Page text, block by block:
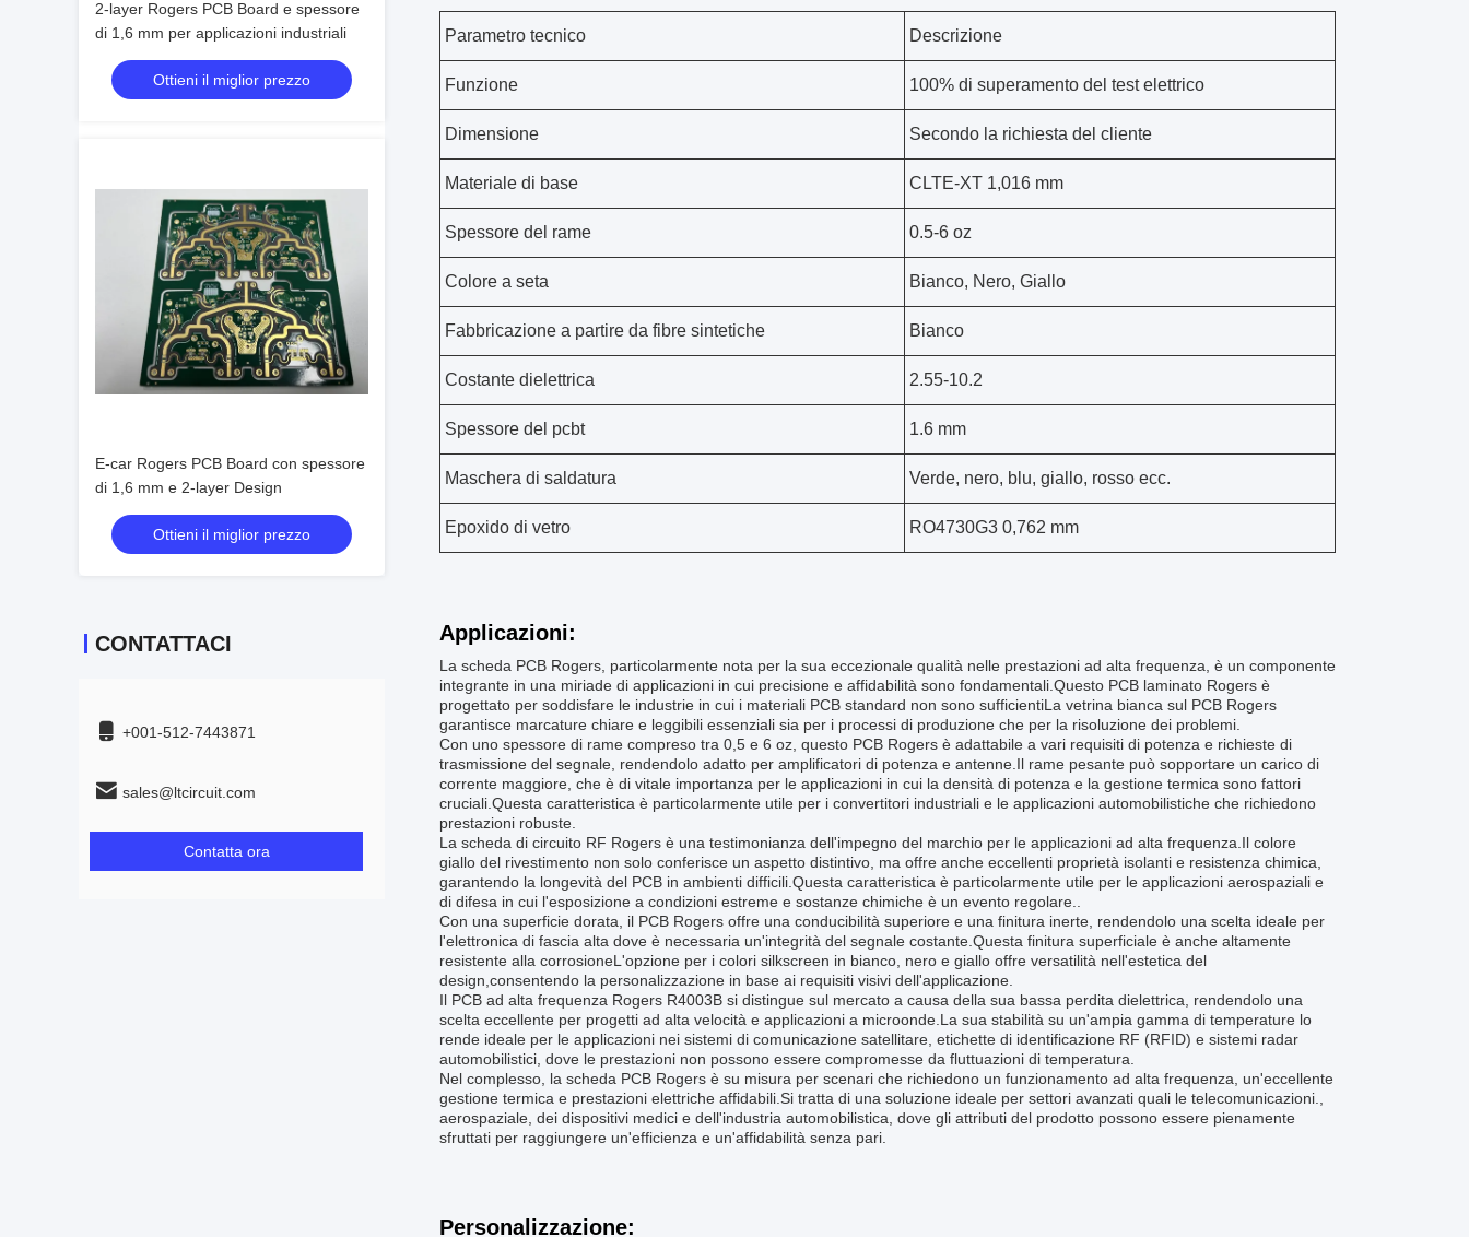
2-layer Rogers PCB Board e spessore
di 1,6 mm per applicazioni industriali
Ottieni il miglior prezzo
E-car Rogers PCB Board con spessore
di 1,6 mm e 2-layer Design
Ottieni il miglior prezzo
CONTATTACI
+001-512-7443871
sales@ltcircuit.com
Contatta ora
Parametro tecnico Descrizione
Funzione 100% di superamento del test elettrico
Dimensione Secondo la richiesta del cliente
Materiale di base CLTE-XT 1,016 mm
Spessore del rame 0.5-6 oz
Colore a seta Bianco, Nero, Giallo
Fabbricazione a partire da fibre sintetiche Bianco
Costante dielettrica 2.55-10.2
Spessore del pcbt 1.6 mm
Maschera di saldatura Verde, nero, blu, giallo, rosso ecc.
Epoxido di vetro RO4730G3 0,762 mm
Applicazioni:
La scheda PCB Rogers, particolarmente nota per la sua eccezionale qualità nelle prestazioni ad alta frequenza, è un componente
integrante in una miriade di applicazioni in cui precisione e affidabilità sono fondamentali.Questo PCB laminato Rogers è
progettato per soddisfare le industrie in cui i materiali PCB standard non sono sufficientiLa vetrina bianca sul PCB Rogers
garantisce marcature chiare e leggibili essenziali sia per i processi di produzione che per la risoluzione dei problemi.
Con uno spessore di rame compreso tra 0,5 e 6 oz, questo PCB Rogers è adattabile a vari requisiti di potenza e richieste di
trasmissione del segnale, rendendolo adatto per amplificatori di potenza e antenne.Il rame pesante può sopportare un carico di
corrente maggiore, che è di vitale importanza per le applicazioni in cui la densità di potenza e la gestione termica sono fattori
cruciali.Questa caratteristica è particolarmente utile per i convertitori industriali e le applicazioni automobilistiche che richiedono
prestazioni robuste.
La scheda di circuito RF Rogers è una testimonianza dell'impegno del marchio per le applicazioni ad alta frequenza.Il colore
giallo del rivestimento non solo conferisce un aspetto distintivo, ma offre anche eccellenti proprietà isolanti e resistenza chimica,
garantendo la longevità del PCB in ambienti difficili.Questa caratteristica è particolarmente utile per le applicazioni aerospaziali e
di difesa in cui l'esposizione a condizioni estreme e sostanze chimiche è un evento regolare..
Con una superficie dorata, il PCB Rogers offre una conducibilità superiore e una finitura inerte, rendendolo una scelta ideale per
l'elettronica di fascia alta dove è necessaria un'integrità del segnale costante.Questa finitura superficiale è anche altamente
resistente alla corrosioneL'opzione per i colori silkscreen in bianco, nero e giallo offre versatilità nell'estetica del
design,consentendo la personalizzazione in base ai requisiti visivi dell'applicazione.
Il PCB ad alta frequenza Rogers R4003B si distingue sul mercato a causa della sua bassa perdita dielettrica, rendendolo una
scelta eccellente per progetti ad alta velocità e applicazioni a microonde.La sua stabilità su un'ampia gamma di temperature lo
rende ideale per le applicazioni nei sistemi di comunicazione satellitare, etichette di identificazione RF (RFID) e sistemi radar
automobilistici, dove le prestazioni non possono essere compromesse da fluttuazioni di temperatura.
Nel complesso, la scheda PCB Rogers è su misura per scenari che richiedono un funzionamento ad alta frequenza, un'eccellente
gestione termica e prestazioni elettriche affidabili.Si tratta di una soluzione ideale per settori avanzati quali le telecomunicazioni.,
aerospaziale, dei dispositivi medici e dell'industria automobilistica, dove gli attributi del prodotto possono essere pienamente
sfruttati per raggiungere un'efficienza e un'affidabilità senza pari.
Personalizzazione: